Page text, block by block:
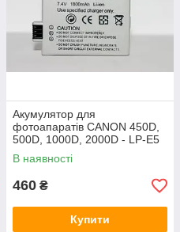
Акумулятор для
фотоапаратів CANON 450D,
500D, 1000D, 2000D - LP-E5
(аналог) - 1800 ma
В наявності
460 ₴
Купити